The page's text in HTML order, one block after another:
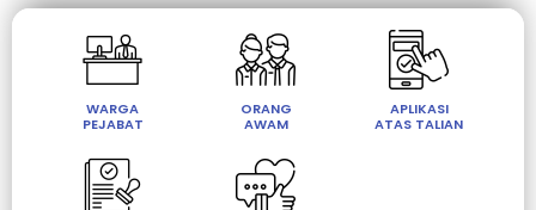
WARGA
PEJABAT
ORANG
AWAM
APLIKASI
ATAS TALIAN